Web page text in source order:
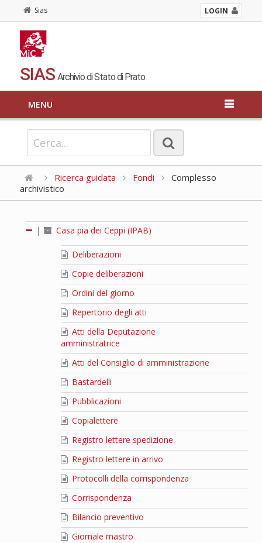
Sias LOGIN
SIAS Archivio di Stato di Prato
MENU
Ricerca guidata Fondi
Complesso
archivistico
| Casa pia dei Ceppi (IPAB)
Deliberazioni
Copie deliberazioni
Ordini del giorno
Repertorio degli atti
Atti della Deputazione
amministratrice
Atti del Consiglio di amministrazione
Bastardelli
Pubblicazioni
Copialettere
Registro lettere spedizione
Registro lettere in arrivo
Protocolli della corrispondenza
Corrispondenza
Bilancio preventivo
Giornale mastro